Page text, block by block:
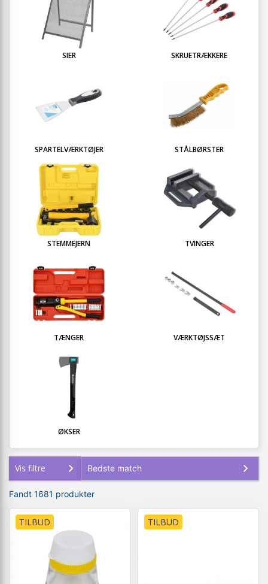
SIER SKRUETRÆKKERE
SPARTELVÆRKTØJER STÅLBØRSTER
STEMMEJERN TVINGER
TÆNGER VÆRKTØJSSÆT
ØKSER
Vis filtre
Fandt 1681 produkter
TILBUD TILBUD